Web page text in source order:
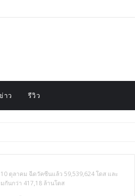
าว รีวิว
ตุลาคม ฉีดวัคซีนแล้ว 59,539,624 โดส และ
กันกว่า 417,18 ล้านโดส